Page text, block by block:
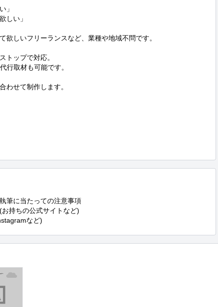
」
しい」
欲しいフリーランスなど、業種や地域不問です。
トップで対応。
行取材も可能です。
わせて制作します。
筆に当たっての注意事項
持ちの公式サイトなど)
など)